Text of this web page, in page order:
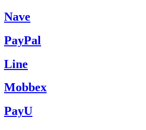
Nave
PayPal
Line
Mobbex
PayU